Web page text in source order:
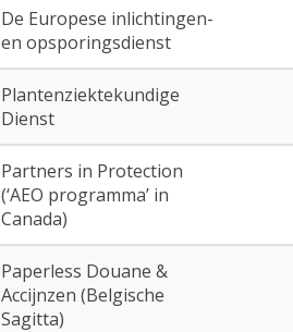
De Europese inlichtingen-
en opsporingsdienst
Plantenziektekundige
Dienst
Partners in Protection
(‘AEO programma’ in
Canada)
Paperless Douane &
Accijnzen (Belgische
Sagitta)